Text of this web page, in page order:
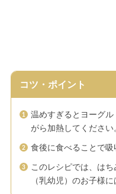
コツ・ポイント
温めすぎるとヨーグ
がら加熱してください
食後に食べることで吸
このレシピでは、は
（乳幼児）のお子様